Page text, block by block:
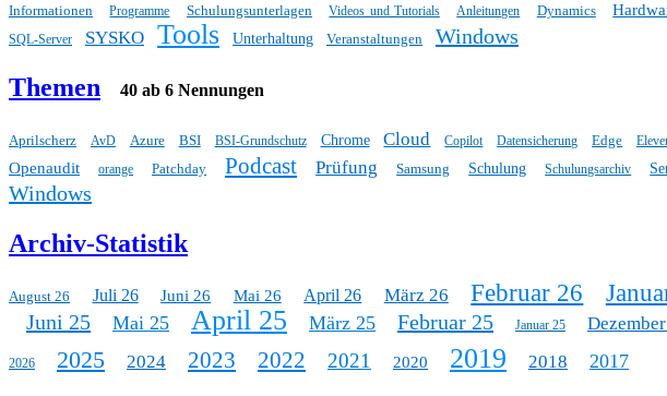
Informationen Programme Schulungsunterlagen Videos und Tutorials Anleitungen Dynamics
SQL-Server SYSKO Tools Unterhaltung Veranstaltungen Windows
Themen 40 ab 6 Nennungen
Aprilscherz AvD Azure BSI BSI-Grundschutz Chrome Cloud Copilot Datensicherung Edge
Openaudit
orange Patchday Podcast Prüfung Samsung Schulung Schulungsarchiv
Windows
Archiv-Statistik
August 26 Juli 26 Juni 26 Mai 26 April 26 März 26 Februar 26
Juni 25 Mai 25 April 25 März 25 Februar 25 Januar 25
2026 2025 2024 2023 2022 2021 2020 2019 2018 2017